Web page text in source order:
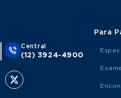
Central
(12) 3924-4900
Para